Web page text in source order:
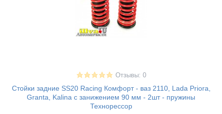
Отзывы: 0
Стойки задние SS20 Racing Комфорт - ваз 2110, Lada Priora,
Granta, Kalina с занижением 90 мм - 2шт - пружины
Технорессор